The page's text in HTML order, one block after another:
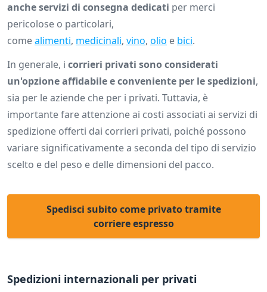
anche servizi di consegna dedicati per merci
pericolose o particolari,
comealimenti, medicinali, vino, olio e bici.
In generale, i corrieri privati sono considerati
un'opzione affidabile e conveniente per le spedizioni,
sia per le aziende che per i privati. Tuttavia, è
importante fare attenzione ai costi associati ai servizi di
spedizione offerti dai corrieri privati, poiché possono
variare significativamente a seconda del tipo di servizio
scelto e del peso e delle dimensioni del pacco.
Spedisci subito come privato tramite
corriere espresso
Spedizioni internazionali per privati